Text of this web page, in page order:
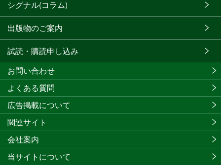
シグナル(コラム)
出版物のご案内
試読・購読申し込み
お問い合わせ
よくある質問
広告掲載について
関連サイト
会社案内
当サイトについて